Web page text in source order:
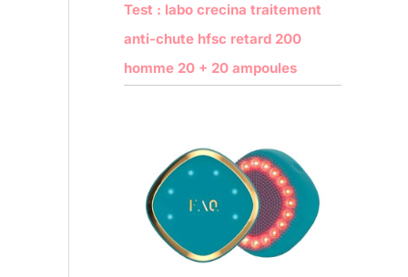
Test : labo crecina traitement
anti-chute hfsc retard 200
homme 20 + 20 ampoules